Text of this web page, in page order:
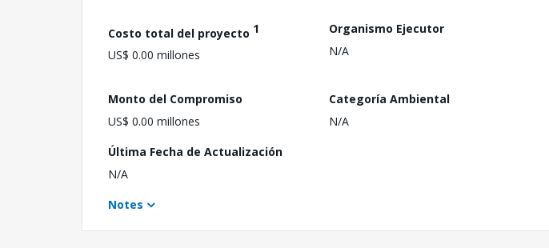
Costo total del proyecto 1
US$ 0.00 millones
Organismo Ejecutor
N/A
Monto del Compromiso
US$ 0.00 millones
Categoría Ambiental
N/A
Última Fecha de Actualización
N/A
Notes